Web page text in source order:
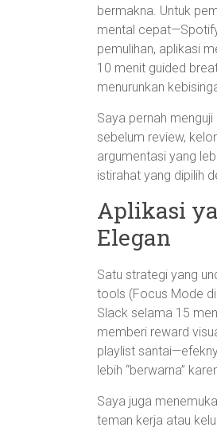
bermakna. Untuk
mental
pemulihan, aplikasi
10 menit guided
menurunkan
Saya pernah
sebelum review,
argumentasi yang
istirahat yang dipilih
Aplikasi
Elegan
Satu strategi yang
tools (Focus Mode di
Slack selama 15
memberi reward
playlist
lebih “berwarna”
Saya juga
teman kerja atau